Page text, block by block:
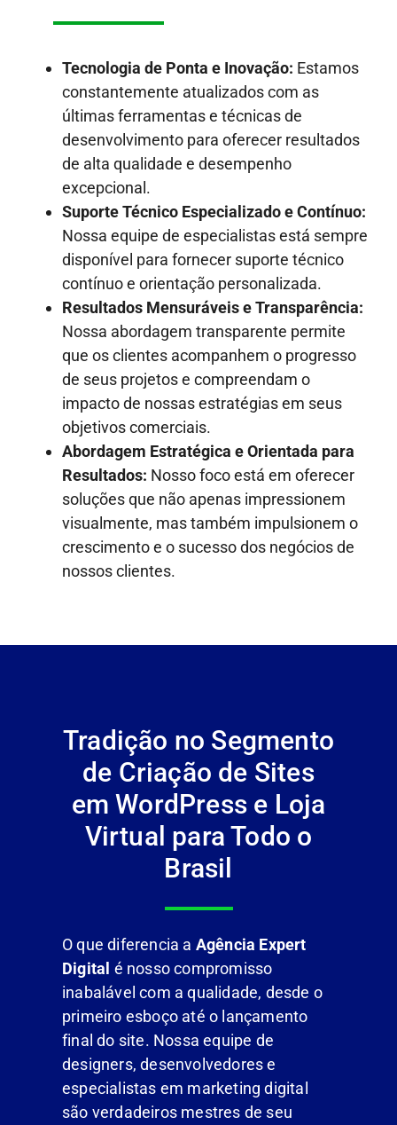
Tecnologia de Ponta e Inovação: Estamos
constantemente atualizados com as
últimas ferramentas e técnicas de
desenvolvimento para oferecer resultados
de alta qualidade e desempenho
excepcional.
Suporte Técnico Especializado e Contínuo:
Nossa equipe de especialistas está sempre
disponível para fornecer suporte técnico
contínuo e orientação personalizada.
Resultados Mensuráveis e Transparência:
Nossa abordagem transparente permite
que os clientes acompanhem o progresso
de seus projetos e compreendam o
impacto de nossas estratégias em seus
objetivos comerciais.
Abordagem Estratégica e Orientada para
Resultados: Nosso foco está em oferecer
soluções que não apenas impressionem
visualmente, mas também impulsionem o
crescimento e o sucesso dos negócios de
nossos clientes.
Tradição no Segmento
de Criação de Sites
em WordPress e Loja
Virtual para Todo o
Brasil
O que diferencia a Agência Expert
Digital é nosso compromisso
inabalável com a qualidade, desde o
primeiro esboço até o lançamento
final do site. Nossa equipe de
designers, desenvolvedores e
especialistas em marketing digital
são verdadeiros mestres de seu